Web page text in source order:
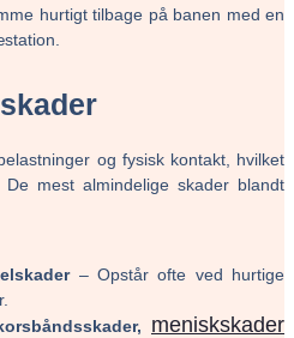
hurtigt tilbage på banen med en
og fysisk kontakt, hvilket
mest almindelige skader blandt
– Opstår ofte ved hurtige
meniskskader